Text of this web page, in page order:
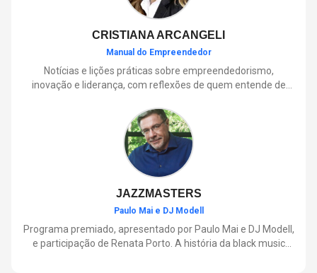
CRISTIANA ARCANGELI
Manual do Empreendedor
Notícias e lições práticas sobre empreendedorismo,
inovação e liderança, com reflexões de quem entende de
JAZZMASTERS
Paulo Mai e DJ Modell
Programa premiado, apresentado por Paulo Mai e DJ Modell,
e participação de Renata Porto. A história da black music